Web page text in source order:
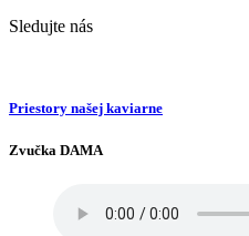
Sledujte nás
Priestory našej kaviarne
Zvučka DAMA